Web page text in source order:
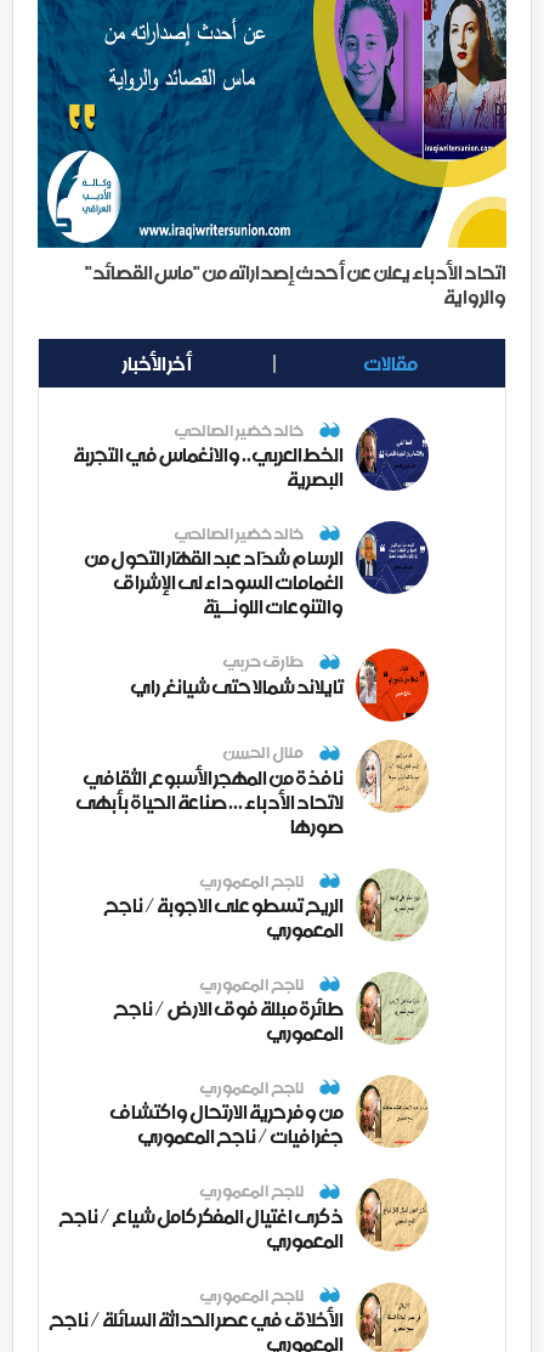
اتحاد الأدباء يعلن عن أحدث إصداراته من "ماس القصائد"
والرواية
مقالات أخر الأخبار
خالد خضير الصالحي
الخط العربي.. والانغماس في التجربة
البصرية
خالد خضير الصالحي
الرسام شدّاد عبد القهّار التحول من
الغمامات السوداء لى الإشراق
والتنوعات اللونــيّة
طارق حربي
تايلاند شمالا حتى شيانغ راي
منال الحسن
نافذة من المهجر الأسبوع الثقافي
لاتحاد الأدباء ... صناعة الحياة بأبهى
صورها
ناجح المعموري
الريح تسطو على الاجوبة / ناجح
المعموري
ناجح المعموري
طائرة مبللة فوق الارض / ناجح
المعموري
ناجح المعموري
من وفر حرية الارتحال واكتشاف
جغرافيات / ناجح المعموري
ناجح المعموري
ذكرى اغتيال المفكر كامل شياع / ناجح
المعموري
ناجح المعموري
الأخلاق في عصر الحداثة السائلة / ناجح
المعموري